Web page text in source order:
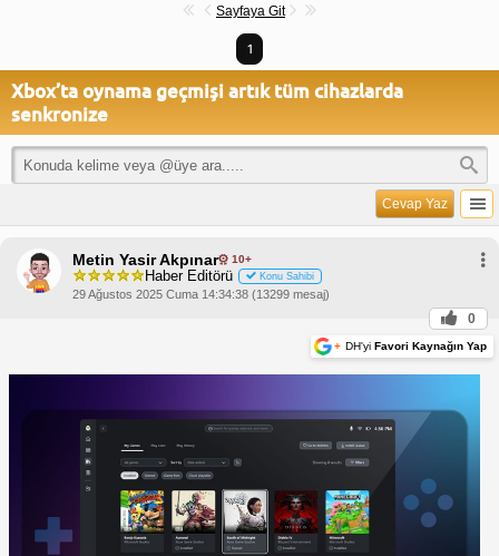
Sayfaya Git
1
Xbox’ta oynama geçmişi artık tüm cihazlarda
senkronize
Cevap Yaz
Metin Yasir Akpınar 10+
Haber Editörü Konu Sahibi
29 Ağustos 2025 Cuma 14:34:38 (13299 mesaj)
0
+ DH'yi Favori Kaynağın Yap